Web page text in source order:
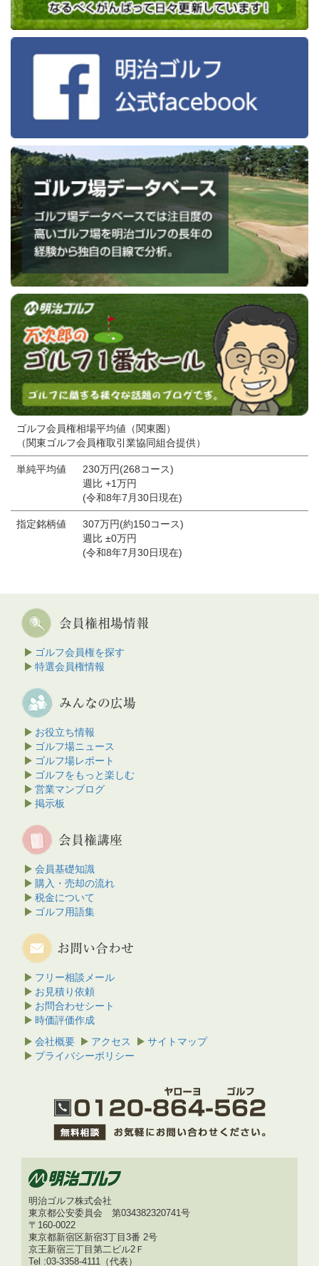
ゴルフ会員権相場平均値（関東圏）
（関東ゴルフ会員権取引業協同組合提供）
単純平均値
230万円(268コース)
週比 +1万円
(令和8年7月30日現在)
指定銘柄値
307万円(約150コース)
週比 ±0万円
(令和8年7月30日現在)
ゴルフ会員権を探す
特選会員権情報
お役立ち情報
ゴルフ場ニュース
ゴルフ場レポート
ゴルフをもっと楽しむ
営業マンブログ
掲示板
会員基礎知識
購入・売却の流れ
税金について
ゴルフ用語集
フリー相談メール
お見積り依頼
お問合わせシート
時価評価作成
会社概要
アクセス
サイトマップ
プライバシーポリシー
明治ゴルフ株式会社
東京都公安委員会 第034382320741号
〒160-0022
東京都新宿区新宿3丁目3番 2号
京王新宿三丁目第二ビル2Ｆ
Tel :03-3358-4111（代表）